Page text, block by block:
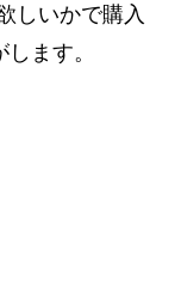
しいかで購入
ます。